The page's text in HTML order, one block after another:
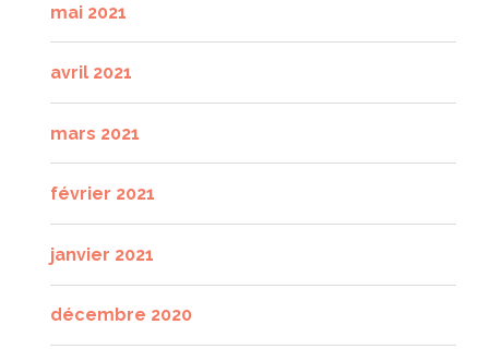
mai 2021
avril 2021
mars 2021
février 2021
janvier 2021
décembre 2020